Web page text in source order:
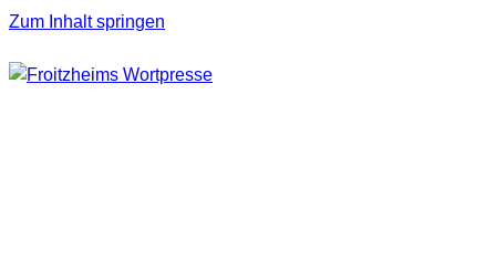
Zum Inhalt springen